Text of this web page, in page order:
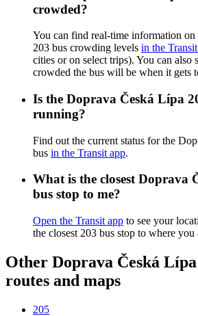
crowded?
You can find real-time information
203 bus crowding levels in the
cities or on select trips). You can also
crowded the bus will be when it gets
Is the Doprava Česká Lípa
running?
Find out the current status for the
bus in the Transit app.
What is the closest Doprava
bus stop to me?
Open the Transit app to see your
the closest 203 bus stop to where you
Other Doprava Česká Lípa
routes and maps
205